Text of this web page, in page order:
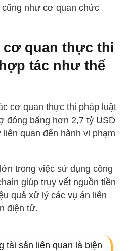
như cơ quan chức
cơ quan thực thi
tác như thế
cơ quan thực thi pháp luật
đóng băng hơn 2,7 tỷ USD
quan đến hành vi phạm
trong việc sử dụng công
giúp truy vết nguồn tiền
quả xử lý các vụ án liên
điện tử.
tài sản liên quan là biện